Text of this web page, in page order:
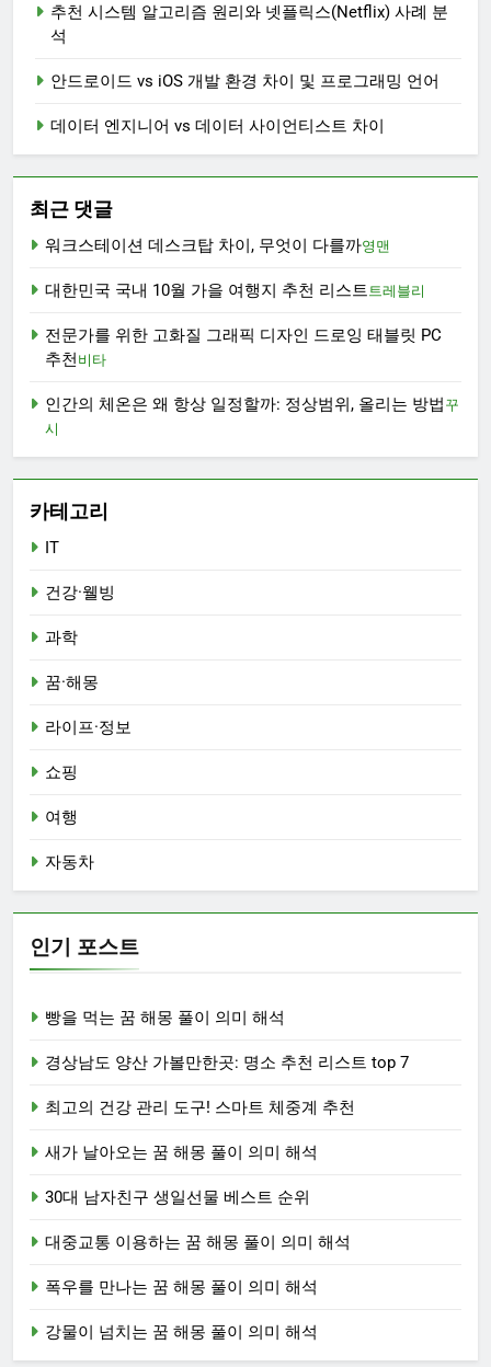
추천 시스템 알고리즘 원리와 넷플릭스(Netflix) 사례 분
석
안드로이드 vs iOS 개발 환경 차이 및 프로그래밍 언어
데이터 엔지니어 vs 데이터 사이언티스트 차이
최근 댓글
워크스테이션 데스크탑 차이, 무엇이 다를까영맨
대한민국 국내 10월 가을 여행지 추천 리스트 트레블리
전문가를 위한 고화질 그래픽 디자인 드로잉 태블릿 PC
추천 비타
인간의 체온은 왜 항상 일정할까: 정상범위, 올리는 방법 꾸
시
카테고리
IT
건강·웰빙
과학
꿈·해몽
라이프·정보
쇼핑
여행
자동차
인기 포스트
빵을 먹는 꿈 해몽 풀이 의미 해석
경상남도 양산 가볼만한곳: 명소 추천 리스트 top 7
최고의 건강 관리 도구! 스마트 체중계 추천
새가 날아오는 꿈 해몽 풀이 의미 해석
30대 남자친구 생일선물 베스트 순위
대중교통 이용하는 꿈 해몽 풀이 의미 해석
폭우를 만나는 꿈 해몽 풀이 의미 해석
강물이 넘치는 꿈 해몽 풀이 의미 해석